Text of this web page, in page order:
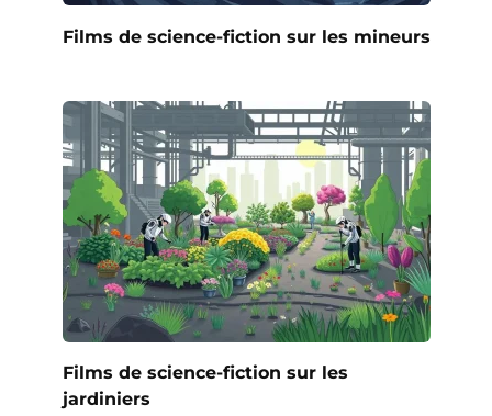
Films de science-fiction sur les mineurs
Films de science-fiction sur les
jardiniers